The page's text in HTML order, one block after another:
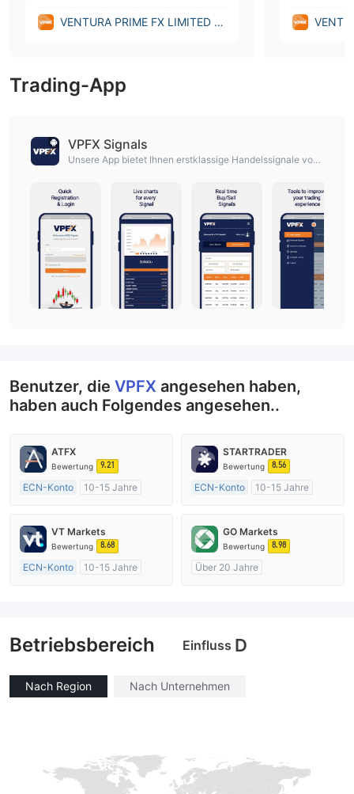
VENTURA PRIME FX LIMITED (U
Trading-App
VPFX Signals
Unsere App bietet Ihnen erstklassige Handelssignale von
Benutzer, die VPFX angesehen haben,
haben auch Folgendes angesehen..
ATFX
Bewertung 9.21
ECN-Konto
10-15 Jahre
Market Making (MM)
MT4-Volllizenz
STARTRADER
Bewertung 8.56
ECN-Konto
10-15 Jahre
Market Making (MM)
MT4-Volllizenz
VT Markets
Bewertung 8.68
ECN-Konto
10-15 Jahre
GO Markets
Bewertung 8.98
Über 20 Jahre
Betriebsbereich Einfluss D
Nach Region Nach Unternehmen